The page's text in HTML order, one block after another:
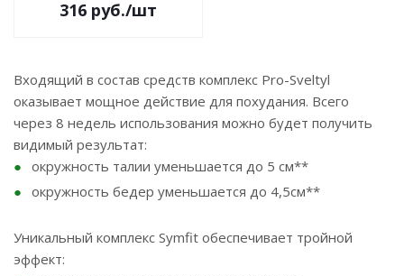
316 руб./шт
Входящий в состав средств комплекс Pro-Sveltyl
оказывает мощное действие для похудания. Всего
через 8 недель использования можно будет получить
видимый результат:
окружность талии уменьшается до 5 см**
окружность бедер уменьшается до 4,5см**
Уникальный комплекс Symfit обеспечивает тройной
эффект: